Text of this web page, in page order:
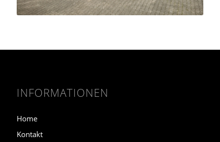
INFORMATIONEN
Home
Kontakt